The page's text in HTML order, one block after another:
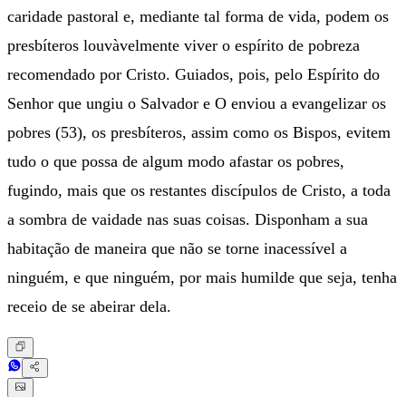
caridade pastoral e, mediante tal forma de vida, podem os
presbíteros louvàvelmente viver o espírito de pobreza
recomendado por Cristo. Guiados, pois, pelo Espírito do
Senhor que ungiu o Salvador e O enviou a evangelizar os
pobres (53), os presbíteros, assim como os Bispos, evitem
tudo o que possa de algum modo afastar os pobres,
fugindo, mais que os restantes discípulos de Cristo, a toda
a sombra de vaidade nas suas coisas. Disponham a sua
habitação de maneira que não se torne inacessível a
ninguém, e que ninguém, por mais humilde que seja, tenha
receio de se abeirar dela.